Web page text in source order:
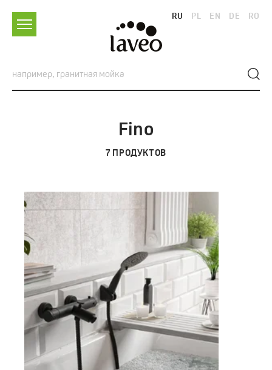
RU PL EN DE RO
Fino
7 ПРОДУКТОВ